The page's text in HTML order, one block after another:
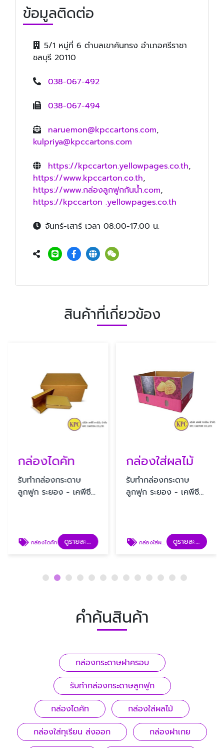
ข้อมูลติดต่อ
5/1 หมู่ที่ 6 ตำบลเขาคันทรง อำเภอศรีราชา
ชลบุรี 20110
038-067-492
038-067-494
naruemon@kpccartons.com,
kulpriya@kpccartons.com
https://kpccarton.yellowpages.co.th,
https://www.kpccarton.co.th,
https://www.กล่องลูกฟูกกันน้ำ.com,
https://kpccarton .yellowpages.co.th
จันทร์-เสาร์ เวลา 08:00-17:00 น.
สินค้าที่เกี่ยวข้อง
กล่องไดคัท
รับทํากล่องกระดาษ
ลูกฟูก ระยอง - เคพีซี
กล่องไดคัท ดูรายละเอียด
กล่องใส่ผลไม้
รับทํากล่องกระดาษ
ลูกฟูก ระยอง - เคพีซี
กล่องใส่ผลไม้ ดูรายละเอียด
คำค้นสินค้า
กล่องกระดาษฝาครอบ
รับทํากล่องกระดาษลูกฟูก
กล่องไดคัท
กล่องใส่ผลไม้
กล่องใส่ทุเรียน ส่งออก
กล่องฝาเกย